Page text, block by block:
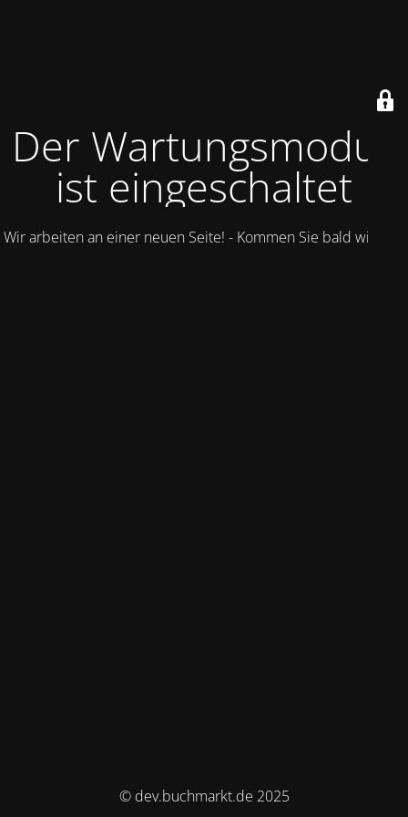
Der Wartungsmodus
ist eingeschaltet
Wir arbeiten an einer neuen Seite! - Kommen Sie bald wieder.
© dev.buchmarkt.de 2025